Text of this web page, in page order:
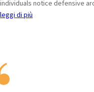
individuals notice defensive
leggi di più